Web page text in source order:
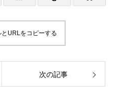
URLをコピーする
次の記事